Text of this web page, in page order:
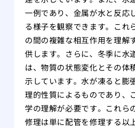
一例であり、金属が水と反応
る様子を観察できます。これ
の間の複雑な相互作用を理解
供します。さらに、冬季に水
は、物質の状態変化とその体
示しています。水が凍ると膨
理的性質によるものであり、
学の理解が必要です。これら
修理は単に配管を修理する以